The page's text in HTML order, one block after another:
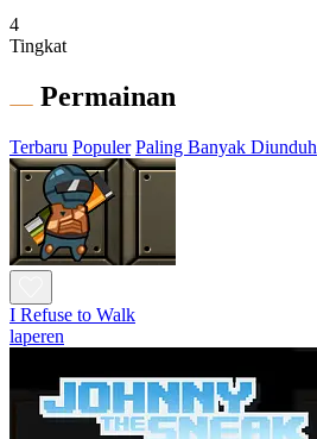
4
Tingkat
Permainan
Terbaru Populer Paling Banyak Diunduh
I Refuse to Walk
laperen